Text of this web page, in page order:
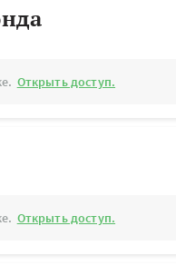
Открыть доступ.
Открыть доступ.